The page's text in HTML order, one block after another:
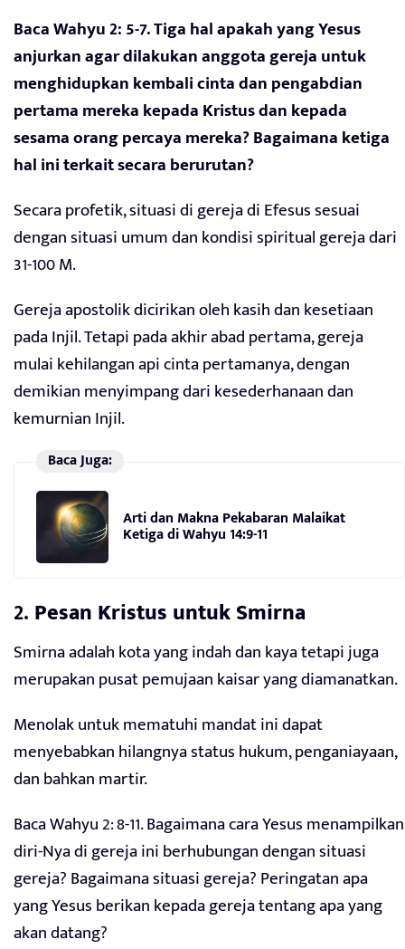
Baca Wahyu 2: 5-7. Tiga hal apakah yang Yesus
anjurkan agar dilakukan anggota gereja untuk
menghidupkan kembali cinta dan pengabdian
pertama mereka kepada Kristus dan kepada
sesama orang percaya mereka? Bagaimana ketiga
hal ini terkait secara berurutan?
Secara profetik, situasi di gereja di Efesus sesuai
dengan situasi umum dan kondisi spiritual gereja dari
31-100 M.
Gereja apostolik dicirikan oleh kasih dan kesetiaan
pada Injil. Tetapi pada akhir abad pertama, gereja
mulai kehilangan api cinta pertamanya, dengan
demikian menyimpang dari kesederhanaan dan
kemurnian Injil.
Baca Juga:
Arti dan Makna Pekabaran Malaikat
Ketiga di Wahyu 14:9-11
2. Pesan Kristus untuk Smirna
Smirna adalah kota yang indah dan kaya tetapi juga
merupakan pusat pemujaan kaisar yang diamanatkan.
Menolak untuk mematuhi mandat ini dapat
menyebabkan hilangnya status hukum, penganiayaan,
dan bahkan martir.
Baca Wahyu 2: 8-11. Bagaimana cara Yesus menampilkan
diri-Nya di gereja ini berhubungan dengan situasi
gereja? Bagaimana situasi gereja? Peringatan apa
yang Yesus berikan kepada gereja tentang apa yang
akan datang?